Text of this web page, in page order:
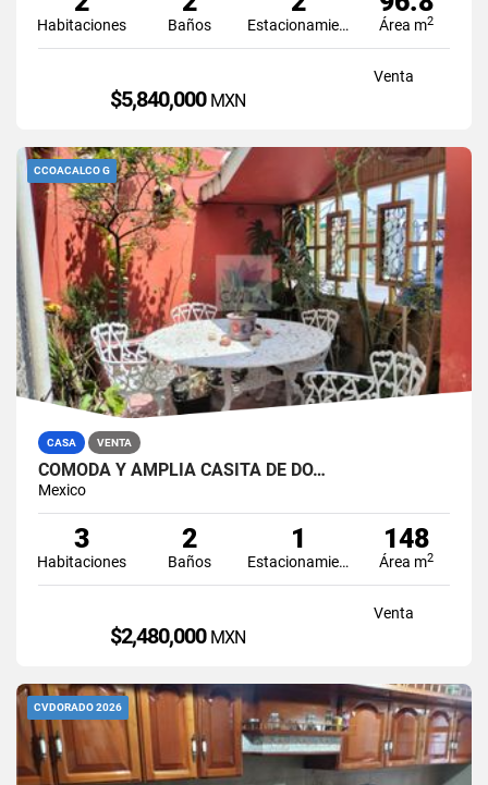
Habitaciones Baños Estacionamiento Área m2
Venta
$5,840,000 MXN
CCOACALCO G
CASA VENTA
CÓMODA Y AMPLIA CASITA DE DO…
Mexico
3
Habitaciones
2
Baños
1
Estacionamiento
148
Área m2
Venta
$2,480,000 MXN
CVDORADO 2026